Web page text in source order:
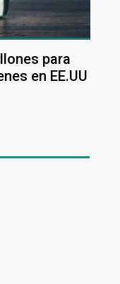
para
en EE.UU